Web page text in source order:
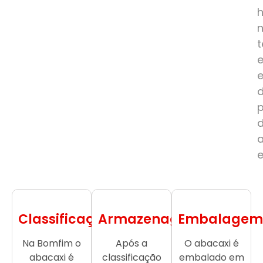
e
Classificação
Na Bomfim o
abacaxi é
Armazenagem
Após a
classificação
Embalagem
O abacaxi é
embalado em